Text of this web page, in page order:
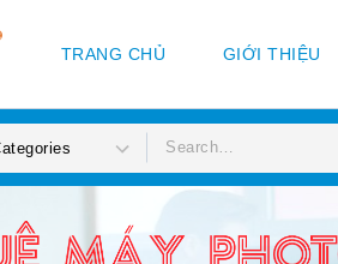
TRANG CHỦ GIỚI THIỆU